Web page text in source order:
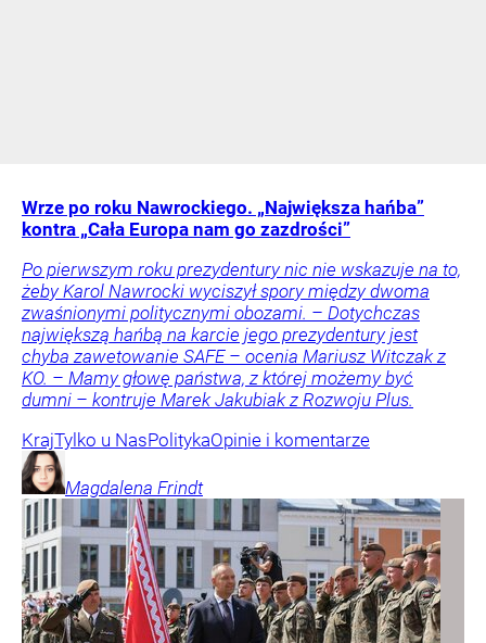
Wrze po roku Nawrockiego. „Największa hańba”
kontra „Cała Europa nam go zazdrości”
Po pierwszym roku prezydentury nic nie wskazuje na to,
żeby Karol Nawrocki wyciszył spory między dwoma
zwaśnionymi politycznymi obozami. – Dotychczas
największą hańbą na karcie jego prezydentury jest
chyba zawetowanie SAFE – ocenia Mariusz Witczak z
KO. – Mamy głowę państwa, z której możemy być
dumni – kontruje Marek Jakubiak z Rozwoju Plus.
KrajTylko u NasPolitykaOpinie i komentarze
Magdalena Frindt